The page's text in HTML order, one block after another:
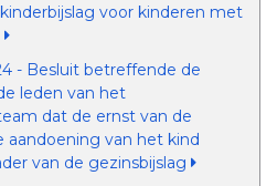
voor kinderen met
- Besluit betreffende de
leden van het
dat de ernst van de
aandoening van het kind
van de gezinsbijslag